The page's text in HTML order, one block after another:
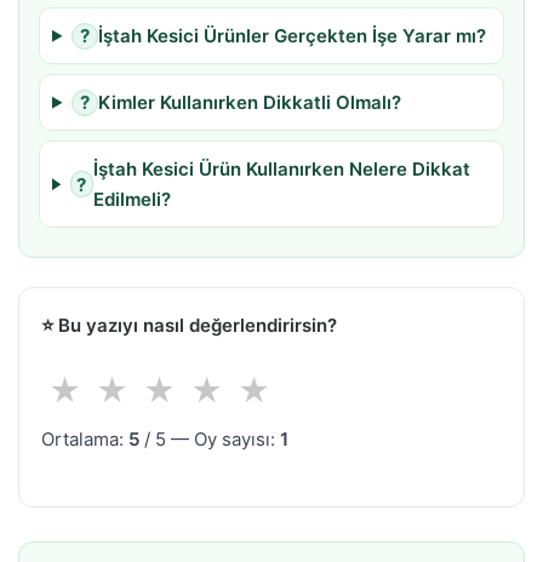
? İştah Kesici Ürünler Gerçekten İşe Yarar mı?
? Kimler Kullanırken Dikkatli Olmalı?
?
İştah Kesici Ürün Kullanırken Nelere Dikkat
Edilmeli?
⭐ Bu yazıyı nasıl değerlendirirsin?
★ ★ ★ ★ ★
Ortalama: 5 / 5 — Oy sayısı: 1